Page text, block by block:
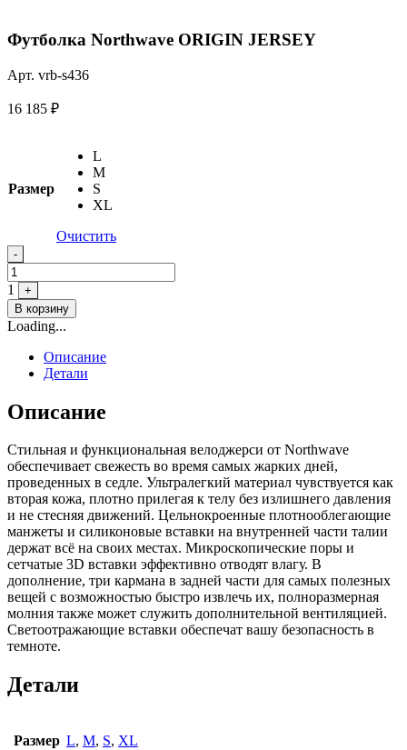
Футболка Northwave ORIGIN JERSEY
Арт. vrb-s436
16 185 ₽
Размер
L
M
S
XL
Очистить
Quantity
-
1
+
В корзину
Loading...
Описание
Детали
Описание
Стильная и функциональная велоджерси от Northwave
обеспечивает свежесть во время самых жарких дней,
проведенных в седле. Ультралегкий материал чувствуется как
вторая кожа, плотно прилегая к телу без излишнего давления
и не стесняя движений. Цельнокроенные плотнооблегающие
манжеты и силиконовые вставки на внутренней части талии
держат всё на своих местах. Микроскопические поры и
сетчатые 3D вставки эффективно отводят влагу. В
дополнение, три кармана в задней части для самых полезных
вещей с возможностью быстро извлечь их, полноразмерная
молния также может служить дополнительной вентиляцией.
Светоотражающие вставки обеспечат вашу безопасность в
темноте.
Детали
Размер L, M, S, XL